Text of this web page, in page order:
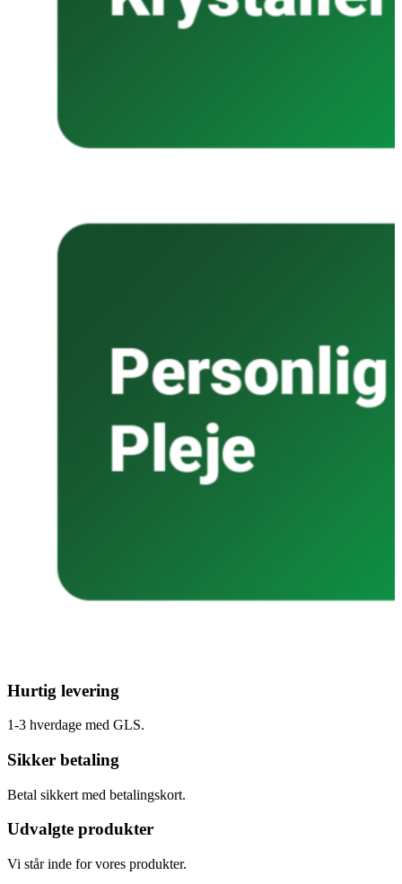
Hurtig levering
1-3 hverdage med GLS.
Sikker betaling
Betal sikkert med betalingskort.
Udvalgte produkter
Vi står inde for vores produkter.